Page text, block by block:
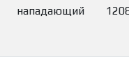
нападающий 1208